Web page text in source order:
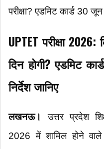
परीक्षा? एडमिट कार्ड 30
UPTET परीक्षा 2026:
दिन होगी? एडमिट
निर्देश जानिए
लखनऊ।
उत्तर प्रदेश
2026 में शामिल होने वाले